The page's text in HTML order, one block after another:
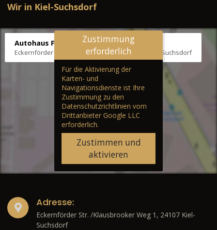
Wir in Kiel-Suchsdorf
Autohaus Fräter
Eckernförder Str. /Klausbrooker Weg 1, 24107 Kiel-Suchsdorf
Zustimmung
erforderlich
Für die Aktivierung der
Karten- und
Navigationsdienste ist Ihre
Zustimmung zu den
Datenschutzrichtlinien vom
Drittanbieter Google LLC
erforderlich.
Zustimmen und
aktivieren
Adresse:
Eckernförder Str. /Klausbrooker Weg 1, 24107 Kiel-
Suchsdorf